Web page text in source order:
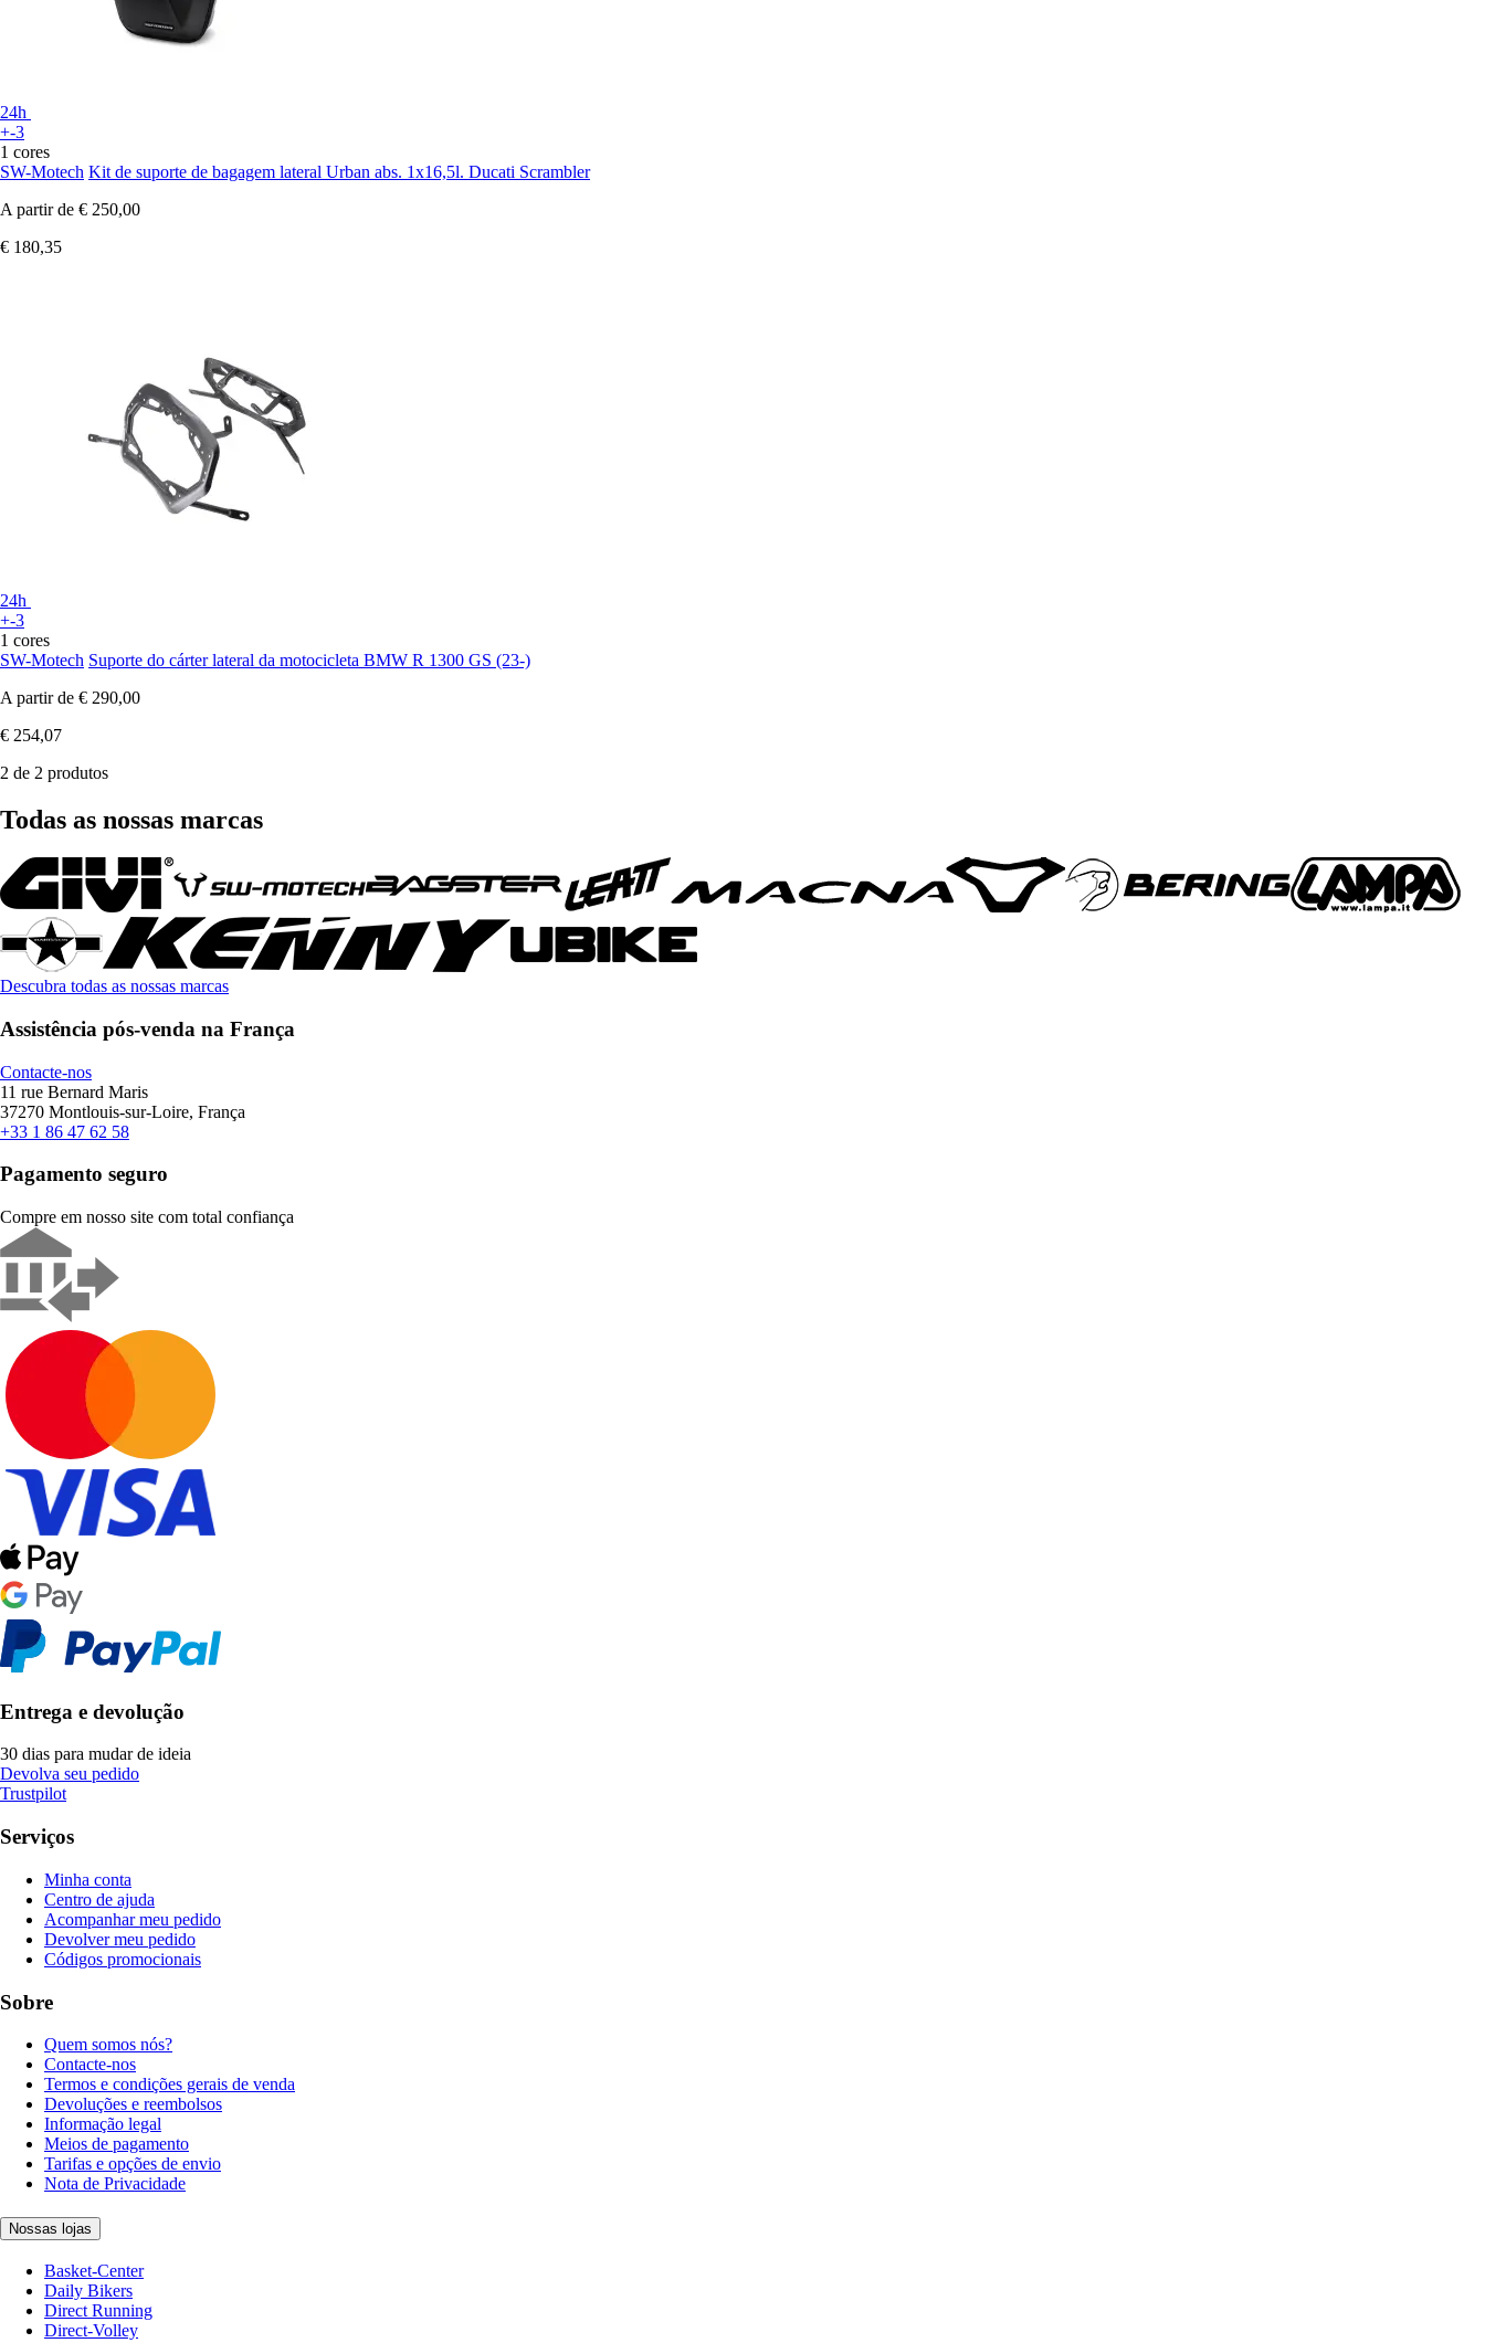
24h
+-3
1 cores
SW-Motech Kit de suporte de bagagem lateral Urban abs. 1x16,5l. Ducati Scrambler
A partir de € 250,00
€ 180,35
24h
+-3
1 cores
SW-Motech Suporte do cárter lateral da motocicleta BMW R 1300 GS (23-)
A partir de € 290,00
€ 254,07
2 de 2 produtos
Todas as nossas marcas
Descubra todas as nossas marcas
Assistência pós-venda na França
Contacte-nos
11 rue Bernard Maris
37270 Montlouis-sur-Loire, França
+33 1 86 47 62 58
Pagamento seguro
Compre em nosso site com total confiança
Entrega e devolução
30 dias para mudar de ideia
Devolva seu pedido
Trustpilot
Serviços
Minha conta
Centro de ajuda
Acompanhar meu pedido
Devolver meu pedido
Códigos promocionais
Sobre
Quem somos nós?
Contacte-nos
Termos e condições gerais de venda
Devoluções e reembolsos
Informação legal
Meios de pagamento
Tarifas e opções de envio
Nota de Privacidade
Nossas lojas
Basket-Center
Daily Bikers
Direct Running
Direct-Volley